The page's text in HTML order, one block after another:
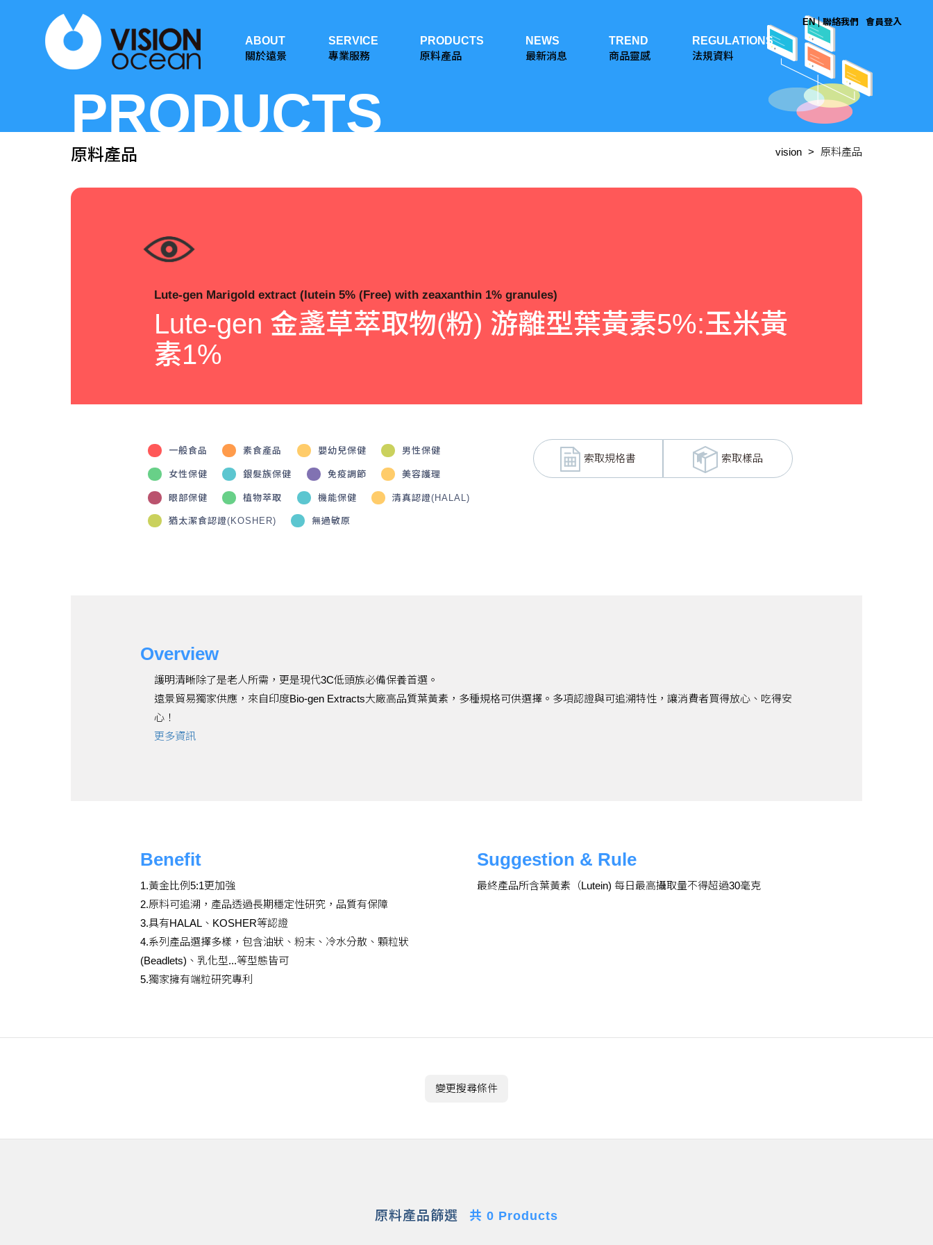
ABOUT
關於遠景
SERVICE
專業服務
PRODUCTS
原料產品
NEWS
最新消息
TREND
商品靈感
REGULATIONS
法規資料
EN 聯絡我們 會員登入
PRODUCTS
原料產品 vision 原料產品
Lute-gen Marigold extract (lutein 5% (Free) with zeaxanthin 1% granules)
Lute-gen 金盞草萃取物(粉) 游離型葉黃素5%:玉米黃
素1%
一般食品 素食產品 嬰幼兒保健 男性保健
女性保健 銀髮族保健 免疫調節 美容護理
眼部保健 植物萃取 機能保健 清真認證(HALAL)
猶太潔食認證(KOSHER) 無過敏原
索取規格書 索取樣品
Overview
護明清晰除了是老人所需，更是現代3C低頭族必備保養首選。
遠景貿易獨家供應，來自印度Bio-gen Extracts大廠高品質葉黃素，多種規格可供選擇。多項認證與可追溯特性，讓消費者買得放心、吃得安
心！
更多資訊
Benefit
1.黃金比例5:1更加強
2.原料可追溯，產品透過長期穩定性研究，品質有保障
3.具有HALAL、KOSHER等認證
4.系列產品選擇多樣，包含油狀、粉末、冷水分散、顆粒狀
(Beadlets)、乳化型...等型態皆可
5.獨家擁有端粒研究專利
Suggestion & Rule
最終產品所含葉黃素（Lutein) 每日最高攝取量不得超過30毫克
變更搜尋條件
原料產品篩選 共 0 Products